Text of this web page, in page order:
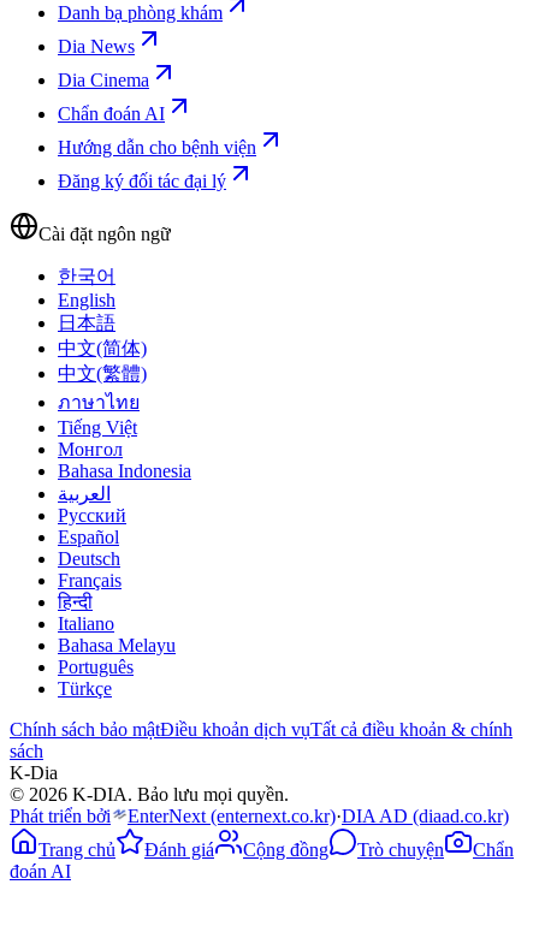
Danh bạ phòng khám
Dia News
Dia Cinema
Chẩn đoán AI
Hướng dẫn cho bệnh viện
Đăng ký đối tác đại lý
Cài đặt ngôn ngữ
한국어
English
日本語
中文(简体)
中文(繁體)
ภาษาไทย
Tiếng Việt
Монгол
Bahasa Indonesia
العربية
Русский
Español
Deutsch
Français
हिन्दी
Italiano
Bahasa Melayu
Português
Türkçe
Chính sách bảo mậtĐiều khoản dịch vụTất cả điều khoản & chính
sách
K-Dia
© 2026 K-DIA. Bảo lưu mọi quyền.
Phát triển bởi
EnterNext (enternext.co.kr)·DIA AD (diaad.co.kr)
Trang chủ
Đánh giá Cộng đồng Trò chuyện
Chẩn
đoán AI